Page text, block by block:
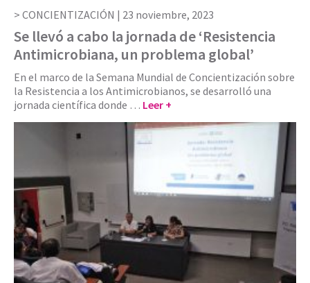
CONCIENTIZACIÓN | 23 noviembre, 2023
Se llevó a cabo la jornada de ‘Resistencia
Antimicrobiana, un problema global’
En el marco de la Semana Mundial de Concientización sobre
la Resistencia a los Antimicrobianos, se desarrolló una
jornada científica donde … Leer +